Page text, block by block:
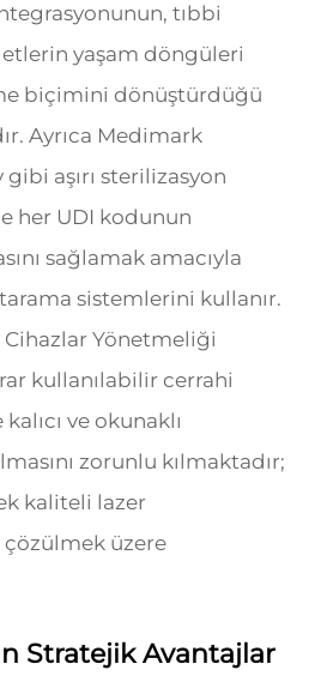
tıbbi
yaşam döngüleri
biçimini dönüştürdüğü
Ayrıca Medimark
aşırı sterilizasyon
her UDI kodunun
sağlamak amacıyla
sistemlerini kullanır.
Cihazlar Yönetmeliği
kullanılabilir cerrahi
ve okunaklı
zorunlu kılmaktadır;
kaliteli lazer
üzere
Stratejik Avantajlar